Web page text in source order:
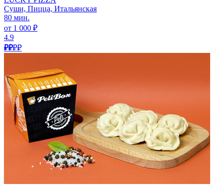
Суши, Пицца, Итальянская
80 мин.
от 1 000 ₽
4.9
₽₽₽₽